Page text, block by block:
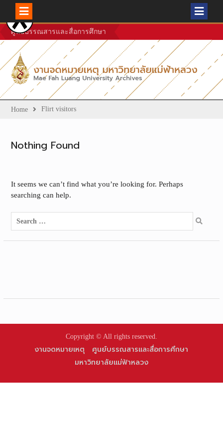
Skip
to
content
ศูนย์บรรณสารและสื่อการศึกษา
Home Flirt visitors
Nothing Found
It seems we can’t find what you’re looking for. Perhaps
searching can help.
Search
for:
Copyright © All rights reserved.
งานจดหมายเหตุ
ศูนย์บรรณสารและสื่อการศึกษา
มหาวิทยาลัยแม่ฟ้าหลวง